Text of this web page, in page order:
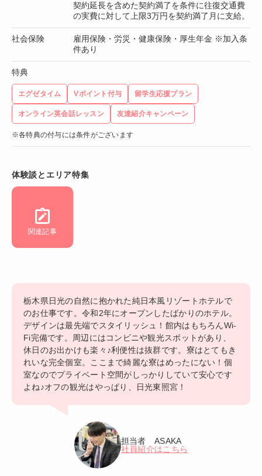
契約延長を含めた契約満了を条件に往復交通費
の実費に対して上限3万円を契約満了月に支給。
社会保険
雇用保険・労災・健康保険・厚生年金 ※加入条
件あり
特典
エグゼタイム Vポイント付与 留学生応援プラン
オンライン英会話レッスン 友達紹介キャンペーン
※各特典の付与には条件がございます
体験談とエリア特集
関連記事
栃木県日光の自然に抱かれた純日本風リゾートホテルで
のお仕事です。令和2年にオープンしたばかりのホテル。
デザインは最先端でスタイリッシュ！館内はもちろんWi-
Fi完備です。周辺にはコンビニや観光スポットがあり、
休日のお出かけも楽々♪利便性は抜群です。寮はとてもき
れいな完全個室。ここまで綺麗な寮はめったにない！個
室なのでプライベート空間がしっかりしていて安心です
よね♪オフの観光はやっぱり、日光東照宮！
担当者 ASAKA
社員紹介はこちら